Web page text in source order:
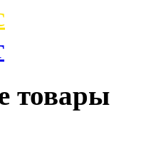
товары